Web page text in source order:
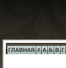
ГЛАВНАЯ # А Б В Г